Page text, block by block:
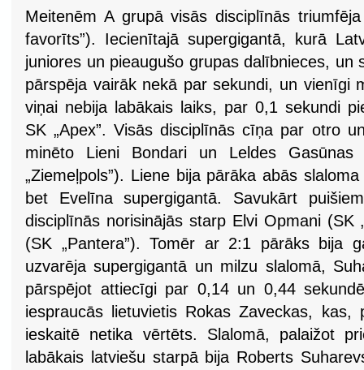
Meitenēm A grupā visās disciplīnās
favorīts”). Iecienītajā supergigantā, kurā
juniores un pieaugušo grupas dalībnieces, un
pārspēja vairāk nekā par sekundi, un vienīgi
viņai nebija labākais laiks, par 0,1 sekundi
SK „Apex”. Visās disciplīnās cīņa par otro
minēto Lieni Bondari un Leldes
„Ziemeļpols”). Liene bija pārāka abās
bet Evelīna supergigantā. Savukārt
disciplīnās norisinājās starp Elvi Opmani (SK
(SK „Pantera”). Tomēr ar 2:1 pārāks bija
uzvarēja supergigantā un milzu slalomā,
pārspējot attiecīgi par 0,14 un 0,44
iespraucās lietuvietis Rokas Zaveckas, kas,
ieskaitē netika vērtēts. Slalomā, palaižot
labākais latviešu starpā bija Roberts